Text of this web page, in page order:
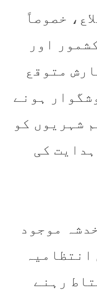
خصوصاً
اور
متوقع
ہونے
شہریوں کو
کی
موجود
رہنے